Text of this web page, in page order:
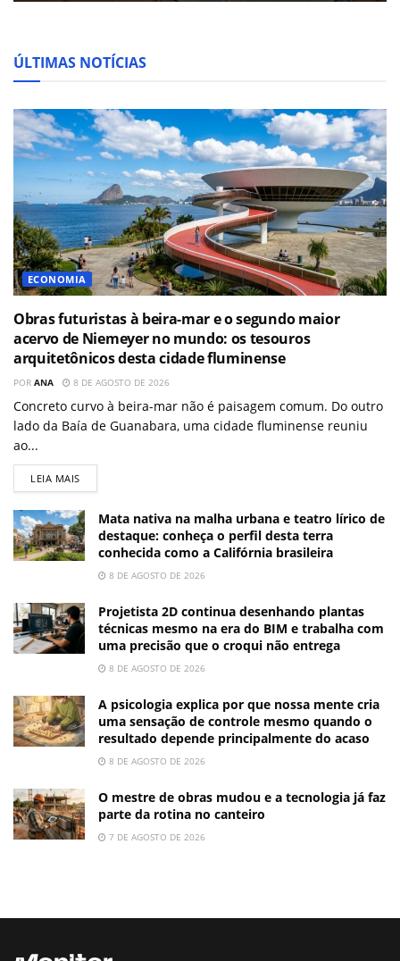
ÚLTIMAS NOTÍCIAS
ECONOMIA
Obras futuristas à beira-mar e o segundo maior
acervo de Niemeyer no mundo: os tesouros
arquitetônicos desta cidade fluminense
POR ANA 8 DE AGOSTO DE 2026
Concreto curvo à beira-mar não é paisagem comum. Do outro
lado da Baía de Guanabara, uma cidade fluminense reuniu
ao...
LEIA MAIS
Mata nativa na malha urbana e teatro lírico de
destaque: conheça o perfil desta terra
conhecida como a Califórnia brasileira
8 DE AGOSTO DE 2026
Projetista 2D continua desenhando plantas
técnicas mesmo na era do BIM e trabalha com
uma precisão que o croqui não entrega
8 DE AGOSTO DE 2026
A psicologia explica por que nossa mente cria
uma sensação de controle mesmo quando o
resultado depende principalmente do acaso
8 DE AGOSTO DE 2026
O mestre de obras mudou e a tecnologia já faz
parte da rotina no canteiro
7 DE AGOSTO DE 2026